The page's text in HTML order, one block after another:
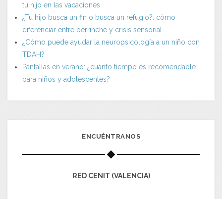
tu hijo en las vacaciones
¿Tu hijo busca un fin o busca un refugio?: cómo
diferenciar entre berrinche y crisis sensorial
¿Cómo puede ayudar la neuropsicología a un niño con
TDAH?
Pantallas en verano: ¿cuánto tiempo es recomendable
para niños y adolescentes?
ENCUÉNTRANOS
RED CENIT (VALENCIA)